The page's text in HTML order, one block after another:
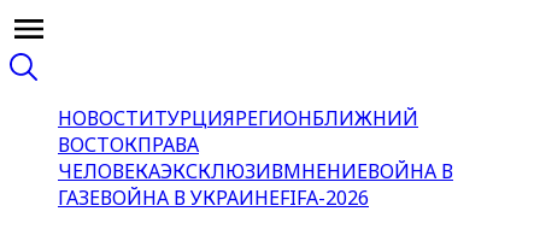
НОВОСТИТУРЦИЯРЕГИОНБЛИЖНИЙ
ВОСТОКПРАВА
ЧЕЛОВЕКАЭКСКЛЮЗИВМНЕНИЕВОЙНА В
ГАЗЕВОЙНА В УКРАИНЕFIFA-2026